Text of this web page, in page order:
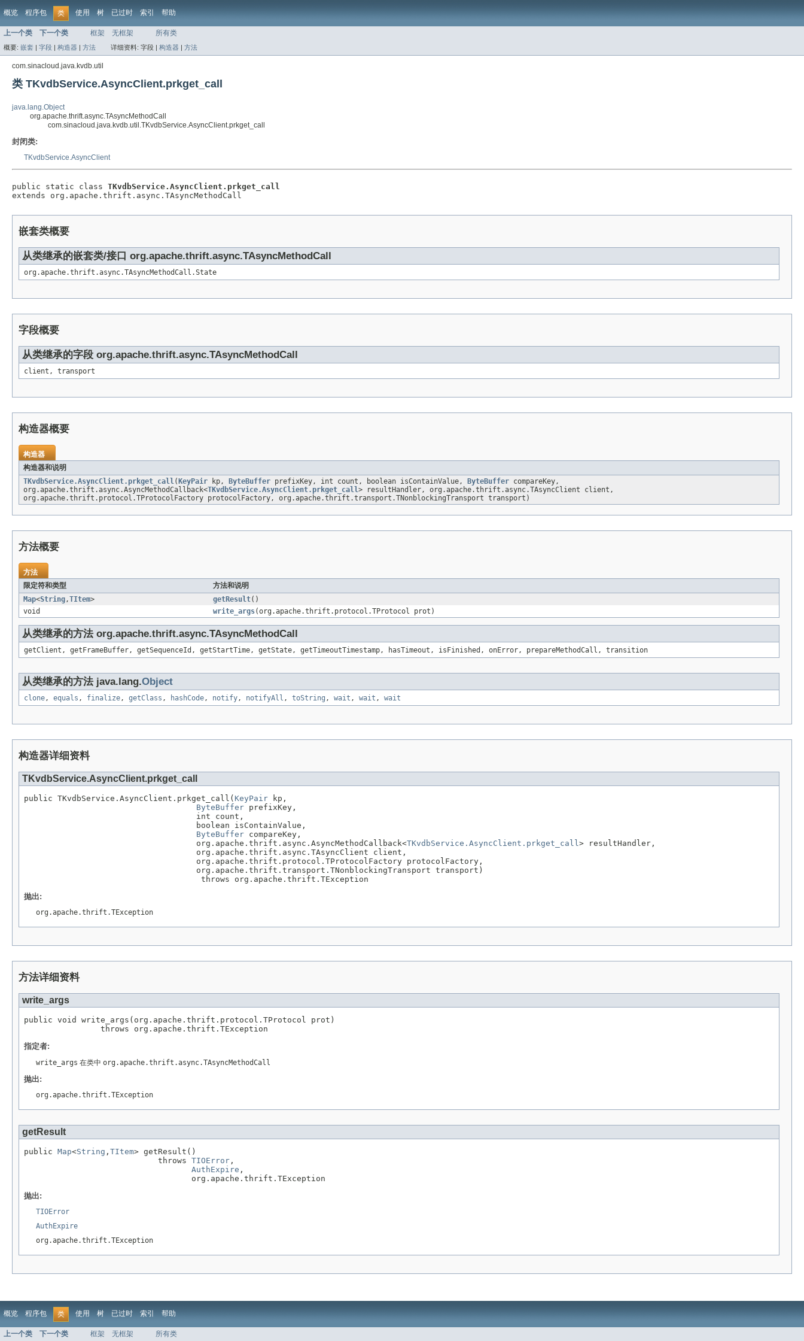
概览 程序包 类 使用 树 已过时 索引 帮助
上一个类 下一个类 框架 无框架 所有类
概要: 嵌套 | 字段 | 构造器 | 方法 详细资料: 字段 | 构造器 | 方法
com.sinacloud.java.kvdb.util
类 TKvdbService.AsyncClient.prkget_call
java.lang.Object
org.apache.thrift.async.TAsyncMethodCall
com.sinacloud.java.kvdb.util.TKvdbService.AsyncClient.prkget_call
封闭类:
TKvdbService.AsyncClient
public static class TKvdbService.AsyncClient.prkget_call
extends org.apache.thrift.async.TAsyncMethodCall
嵌套类概要
从类继承的嵌套类/接口 org.apache.thrift.async.TAsyncMethodCall
org.apache.thrift.async.TAsyncMethodCall.State
字段概要
从类继承的字段 org.apache.thrift.async.TAsyncMethodCall
client, transport
构造器概要
构造器
构造器和说明
TKvdbService.AsyncClient.prkget_call( KeyPair kp, ByteBuffer prefixKey, int count, boolean isContainValue, ByteBuffer compareKey,
org.apache.thrift.async.AsyncMethodCallback<TKvdbService.AsyncClient.prkget_call> resultHandler, org.apache.thrift.async.TAsyncClient client,
org.apache.thrift.protocol.TProtocolFactory protocolFactory, org.apache.thrift.transport.TNonblockingTransport transport)
方法概要
方法
限定符和类型
方法和说明
Map<String,TItem> getResult()
void
write_args(org.apache.thrift.protocol.TProtocol prot)
从类继承的方法 org.apache.thrift.async.TAsyncMethodCall
getClient, getFrameBuffer, getSequenceId, getStartTime, getState, getTimeoutTimestamp, hasTimeout, isFinished, onError, prepareMethodCall, transition
从类继承的方法 java.lang.Object
clone, equals , finalize, getClass , hashCode, notify, notifyAll , toString , wait , wait , wait
构造器详细资料
TKvdbService.AsyncClient.prkget_call
public TKvdbService.AsyncClient.prkget_call( KeyPair kp,
ByteBuffer prefixKey,
                                    int count,
                                    boolean isContainValue,
ByteBuffer compareKey,
                                    org.apache.thrift.async.AsyncMethodCallback<
TKvdbService.AsyncClient.prkget_call> resultHandler,
                                    org.apache.thrift.async.TAsyncClient client,
                                    org.apache.thrift.protocol.TProtocolFactory protocolFactory,
                                    org.apache.thrift.transport.TNonblockingTransport transport)
                                     throws org.apache.thrift.TException
抛出:
org.apache.thrift.TException
方法详细资料
write_args
public void write_args(org.apache.thrift.protocol.TProtocol prot)
                throws org.apache.thrift.TException
指定者:
write_args 在类中 org.apache.thrift.async.TAsyncMethodCall
抛出:
org.apache.thrift.TException
getResult
public Map<String , TItem> getResult()
                            throws
TIOError ,
AuthExpire ,
                                   org.apache.thrift.TException
抛出:
TIOError
AuthExpire
org.apache.thrift.TException
概览 程序包 类 使用 树 已过时 索引 帮助
上一个类 下一个类 框架 无框架 所有类